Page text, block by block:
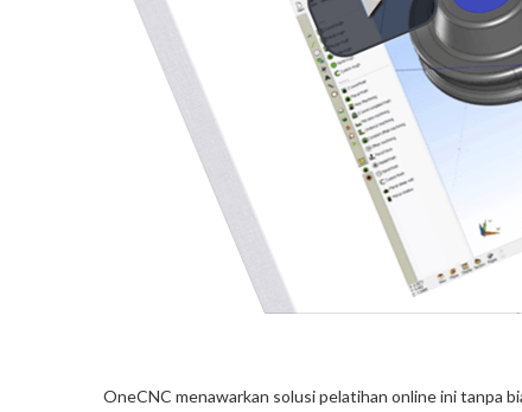
OneCNC menawarkan solusi pelatihan online ini tanpa